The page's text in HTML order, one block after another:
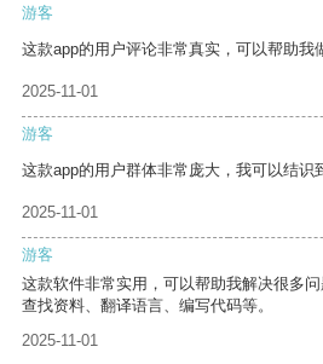
游客
这款app的用户评论非常真实，可以帮助我
2025-11-01
游客
这款app的用户群体非常庞大，我可以结识
2025-11-01
游客
这款软件非常实用，可以帮助我解决很多
查找资料、翻译语言、编写代码等。
2025-11-01